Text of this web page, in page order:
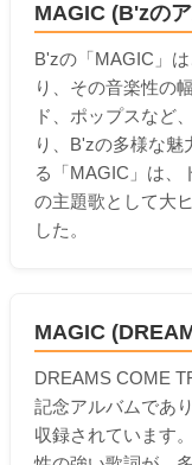
MAGIC (B'zの
B'zの「MAGIC」
り、その音楽性の
ド、ポップスなど
り、B'zの多様な魅
る「MAGIC」は、
の主題歌として大
した。
MAGIC
DREAMS COME
記念アルバムであ
収録されています